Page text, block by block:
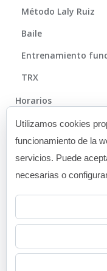
Método Laly Ruiz
Baile
Entrenamiento
TRX
Horarios
Método
Galería
Utilizamos cookies
funcionamiento de la
servicios. Puede
necesarias o